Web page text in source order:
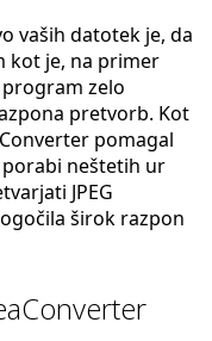
vaših datotek je, da
kot je, na primer
program zelo
pretvorb. Kot
pomagal
neštetih ur
JPEG
širok razpon